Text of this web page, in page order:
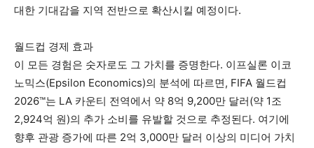
대한 기대감을 지역 전반으로 확산시킬 예정이다.
월드컵 경제 효과
이 모든 경험은 숫자로도 그 가치를 증명한다. 이프실론 이코
노믹스(Epsilon Economics)의 분석에 따르면, FIFA 월드컵
2026™는 LA 카운티 전역에서 약 8억 9,200만 달러(약 1조
2,924억 원)의 추가 소비를 유발할 것으로 추정된다. 여기에
향후 관광 증가에 따른 2억 3,000만 달러 이상의 미디어 가치